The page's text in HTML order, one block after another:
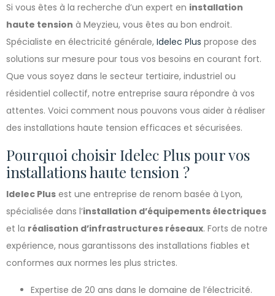
Si vous êtes à la recherche d’un expert en installation
haute tension à Meyzieu, vous êtes au bon endroit.
Spécialiste en électricité générale, Idelec Plus propose des
solutions sur mesure pour tous vos besoins en courant fort.
Que vous soyez dans le secteur tertiaire, industriel ou
résidentiel collectif, notre entreprise saura répondre à vos
attentes. Voici comment nous pouvons vous aider à réaliser
des installations haute tension efficaces et sécurisées.
Pourquoi choisir Idelec Plus pour vos
installations haute tension ?
Idelec Plus est une entreprise de renom basée à Lyon,
spécialisée dans l’installation d’équipements électriques
et la réalisation d’infrastructures réseaux. Forts de notre
expérience, nous garantissons des installations fiables et
conformes aux normes les plus strictes.
Expertise de 20 ans dans le domaine de l’électricité.